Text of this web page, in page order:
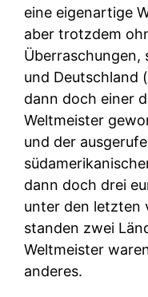
eine eigenartige
aber trotzdem
Überraschungen,
und Deutschland
dann doch einer
Weltmeister
und der
dann doch drei
unter den letzten
standen zwei
Weltmeister
anderes.